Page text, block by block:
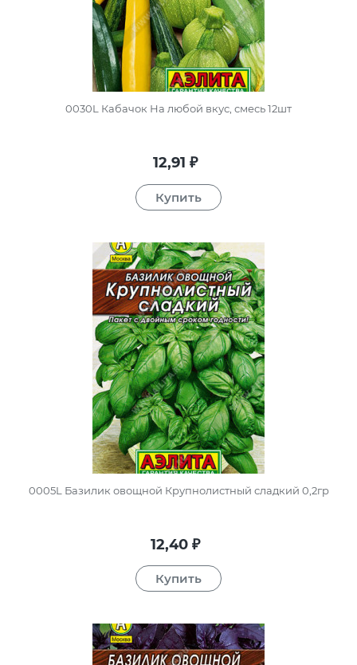
0030L Кабачок На любой вкус, смесь 12шт
12,91 ₽
0005L Базилик овощной Крупнолистный сладкий 0,2гр
12,40 ₽